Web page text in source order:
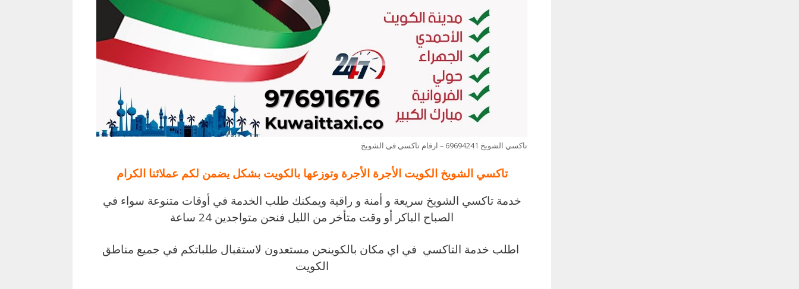
تاكسي الشويخ 69694241 – ارقام تاكسي في الشويخ
تاكسي الشويخ الكويت الأجرة الأجرة وتوزعها بالكويت بشكل يضمن لكم عملائنا الكرام
خدمة تاكسي الشويخ سريعة و أمنة و راقية ويمكنك طلب الخدمة في أوقات متنوعة سواء في
الصباح الباكر أو وقت متأخر من الليل فنحن متواجدين 24 ساعة
اطلب خدمة التاكسي في اي مكان بالكوينحن مستعدون لاستقبال طلباتكم في جميع مناطق
الكويت